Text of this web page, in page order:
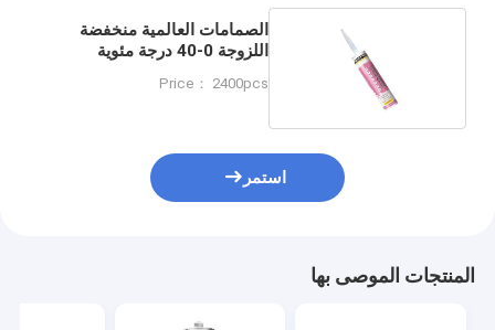
الصمامات العالمية منخفضة
اللزوجة 0-40 درجة مئوية
Price： 2400pcs
استمر
المنتجات الموصى بها